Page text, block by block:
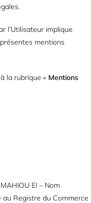
l’Utilisateur implique
mentions
la rubrique « Mentions
EI – Nom
au Registre du Commerce